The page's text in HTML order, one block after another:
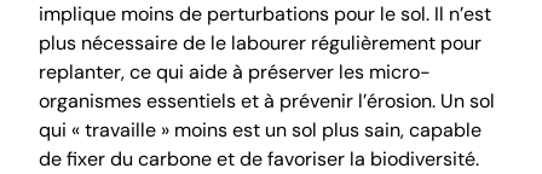
implique moins de perturbations pour le sol. Il n’est
plus nécessaire de le labourer régulièrement pour
replanter, ce qui aide à préserver les micro-
organismes essentiels et à prévenir l’érosion. Un sol
qui « travaille » moins est un sol plus sain, capable
de fixer du carbone et de favoriser la biodiversité.